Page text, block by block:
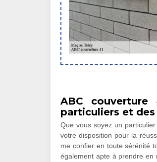
ABC
particuliers et
Que vous soyez un
votre disposition pour la
me confier en toute sérénité
également apte à prendre en